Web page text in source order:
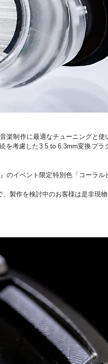
楽制作に最適なチューニングと
を考慮した3.5 to 6.3mm変換プラ
のイベント限定特別色「コーラ
製作を検討中のお客様は是非現